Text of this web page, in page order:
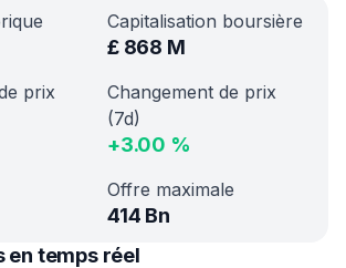
Capitalisation boursière
£ 868 M
prix
Changement de prix
(7d)
+3.00 %
Offre maximale
414 Bn
en temps réel